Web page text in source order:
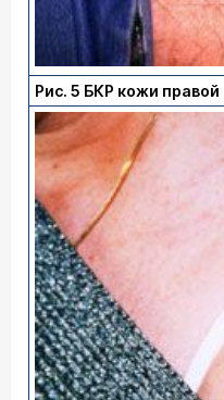
Рис. 5 БКР кожи